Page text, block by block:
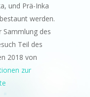
und Prä-Inka
werden.
Sammlung des
Teil des
2018 von
zur